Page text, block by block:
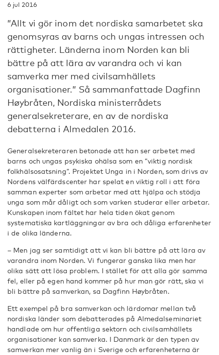
6 jul 2016
”Allt vi gör inom det nordiska samarbetet ska
genomsyras av barns och ungas intressen och
rättigheter. Länderna inom Norden kan bli
bättre på att lära av varandra och vi kan
samverka mer med civilsamhällets
organisationer.” Så sammanfattade Dagfinn
Høybråten, Nordiska ministerrådets
generalsekreterare, en av de nordiska
debatterna i Almedalen 2016.
Generalsekreteraren betonade att han ser arbetet med
barns och ungas psykiska ohälsa som en ”viktig nordisk
folkhälsosatsning”. Projektet Unga in i Norden, som drivs av
Nordens välfärdscenter har spelat en viktig roll i att föra
samman experter som arbetar med att hjälpa och stödja
unga som mår dåligt och som varken studerar eller arbetar.
Kunskapen inom fältet har hela tiden ökat genom
systematiska kartläggningar av bra och dåliga erfarenheter
i de olika länderna.
– Men jag ser samtidigt att vi kan bli bättre på att lära av
varandra inom Norden. Vi fungerar ganska lika men har
olika sätt att lösa problem. I stället för att alla gör samma
fel, eller på egen hand kommer på hur man gör rätt, ska vi
bli bättre på samverkan, sa Dagfinn Høybråten.
Ett exempel på bra samverkan och lärdomar mellan två
nordiska länder som debatterades på Almedalseminariet
handlade om hur offentliga sektorn och civilsamhällets
organisationer kan samverka. I Danmark är den typen av
samverkan mer vanlig än i Sverige och erfarenheterna är